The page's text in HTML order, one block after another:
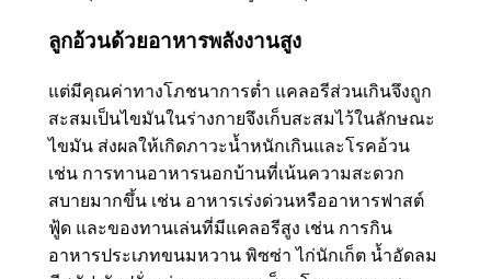
ลูกอ้วนด้วยอาหารพลังงานสูง
แต่มีคุณค่าทางโภชนาการต่ำ แคลอรีส่วนเกินจึงถูก
สะสมเป็นไขมันในร่างกายจึงเก็บสะสมไว้ในลักษณะ
ไขมัน ส่งผลให้เกิดภาวะน้ำหนักเกินและโรคอ้วน
เช่น การทานอาหารนอกบ้านที่เน้นความสะดวก
สบายมากขึ้น เช่น อาหารเร่งด่วนหรืออาหารฟาสต์
ฟู้ด และของทานเล่นที่มีแคลอรีสูง เช่น การกิน
อาหารประเภทขนมหวาน พิซซ่า ไก่นักเก็ต น้ำอัดลม